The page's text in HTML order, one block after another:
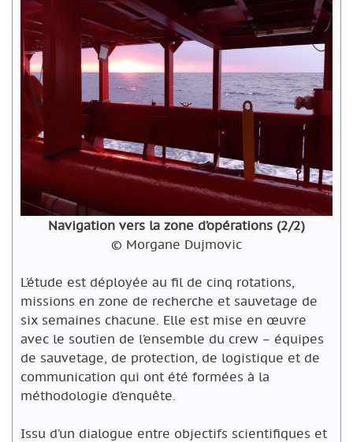
Navigation vers la zone d’opérations (2/2)
© Morgane Dujmovic
L’étude est déployée au fil de cinq rotations,
missions en zone de recherche et sauvetage de
six semaines chacune. Elle est mise en œuvre
avec le soutien de l’ensemble du crew – équipes
de sauvetage, de protection, de logistique et de
communication qui ont été formées à la
méthodologie d’enquête.
Issu d’un dialogue entre objectifs scientifiques et